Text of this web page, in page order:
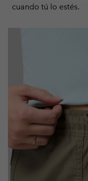
cuando tú lo estés.